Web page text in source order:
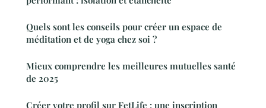
Quels sont les conseils pour créer un espace de
méditation et de yoga chez soi ?
Mieux comprendre les meilleures mutuelles santé
de 2025
Créer votre profil sur FetLife : une inscription